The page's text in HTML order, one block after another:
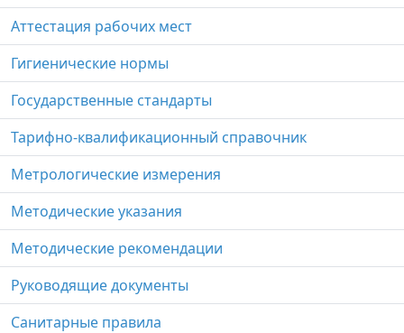
Аттестация рабочих мест
Гигиенические нормы
Государственные стандарты
Тарифно-квалификационный справочник
Метрологические измерения
Методические указания
Методические рекомендации
Руководящие документы
Санитарные правила